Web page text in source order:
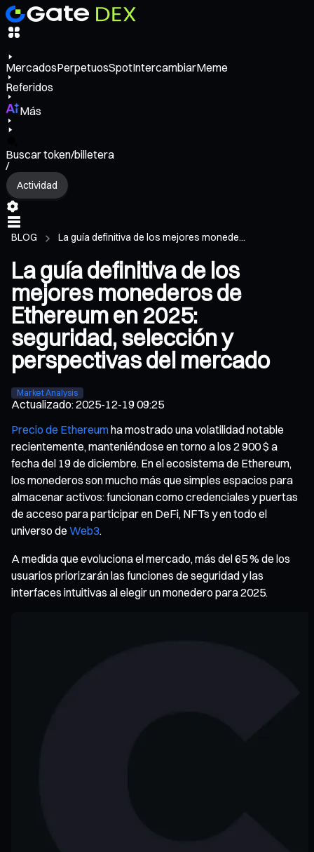
MercadosPerpetuosSpotIntercambiarMeme
Referidos
Más
Buscar token/billetera
/
Actividad
BLOG La guía definitiva de los mejores monede...
La guía definitiva de los
mejores monederos de
Ethereum en 2025:
seguridad, selección y
perspectivas del mercado
Market Analysis
Actualizado:2025-12-19 09:25
Precio de Ethereumha mostrado una volatilidad notable
recientemente, manteniéndose en torno a los 2 900 $ a
fecha del 19 de diciembre. En el ecosistema de Ethereum,
los monederos son mucho más que simples espacios para
almacenar activos: funcionan como credenciales y puertas
de acceso para participar en DeFi, NFTs y en todo el
universo de Web3.
A medida que evoluciona el mercado, más del 65 % de los
usuarios priorizarán las funciones de seguridad y las
interfaces intuitivas al elegir un monedero para 2025.